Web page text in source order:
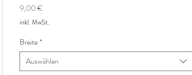
9,00 €
inkl. MwSt.
Breite*
Auswählen